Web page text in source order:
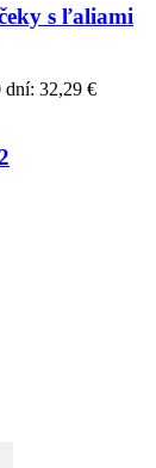
s ľaliami
dní: 32,29 €